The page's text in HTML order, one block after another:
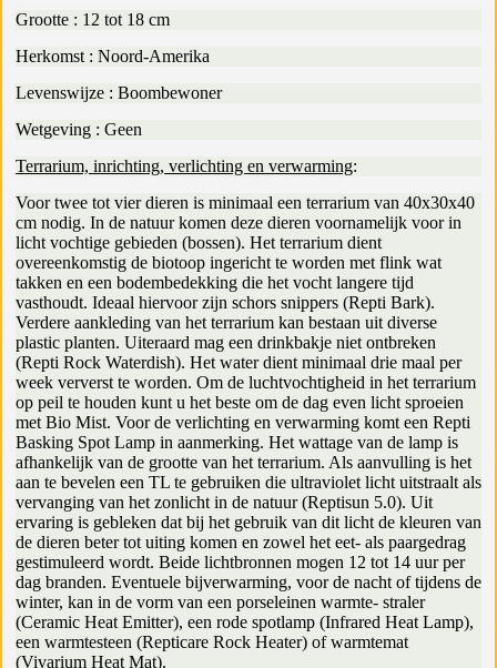
Grootte : 12 tot 18 cm
Herkomst : Noord-Amerika
Levenswijze : Boombewoner
Wetgeving : Geen
Terrarium, inrichting, verlichting en verwarming:
Voor twee tot vier dieren is minimaal een terrarium van 40x30x40
cm nodig. In de natuur komen deze dieren voornamelijk voor in
licht vochtige gebieden (bossen). Het terrarium dient
overeenkomstig de biotoop ingericht te worden met flink wat
takken en een bodembedekking die het vocht langere tijd
vasthoudt. Ideaal hiervoor zijn schors snippers (Repti Bark).
Verdere aankleding van het terrarium kan bestaan uit diverse
plastic planten. Uiteraard mag een drinkbakje niet ontbreken
(Repti Rock Waterdish). Het water dient minimaal drie maal per
week ververst te worden. Om de luchtvochtigheid in het terrarium
op peil te houden kunt u het beste om de dag even licht sproeien
met Bio Mist. Voor de verlichting en verwarming komt een Repti
Basking Spot Lamp in aanmerking. Het wattage van de lamp is
afhankelijk van de grootte van het terrarium. Als aanvulling is het
aan te bevelen een TL te gebruiken die ultraviolet licht uitstraalt als
vervanging van het zonlicht in de natuur (Reptisun 5.0). Uit
ervaring is gebleken dat bij het gebruik van dit licht de kleuren van
de dieren beter tot uiting komen en zowel het eet- als paargedrag
gestimuleerd wordt. Beide lichtbronnen mogen 12 tot 14 uur per
dag branden. Eventuele bijverwarming, voor de nacht of tijdens de
winter, kan in de vorm van een porseleinen warmte- straler
(Ceramic Heat Emitter), een rode spotlamp (Infrared Heat Lamp),
een warmtesteen (Repticare Rock Heater) of warmtemat
(Vivarium Heat Mat).